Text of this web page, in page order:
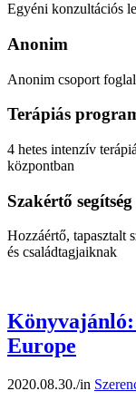
Egyéni konzultációs
Anonim
Anonim csoport
Terápiás
4 hetes intenzív
központban
Szakértő segítség
Hozzáértő, tapasztalt
és családtagjaiknak
Europe
2020.08.30./in